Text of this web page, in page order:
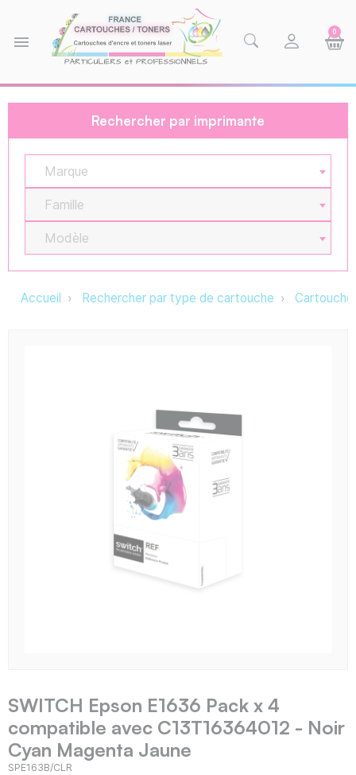
menu
0
Rechercher par imprimante
Marque
Famille
Modèle
Accueil Rechercher par type de cartouche
SWITCH Epson E1636 Pack x 4
compatible avec C13T16364012 - Noir
Cyan Magenta Jaune
SPE163B/CLR